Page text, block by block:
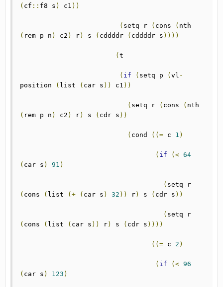
( cf :: f8 s ) c1 ))
( setq r ( cons (
( rem p n ) c2 ) r) s ( cddddr ( cddddr s ))))
( t
( if ( setq p ( vl -
position
( list ( car s )) c1 ))
( setq r ( cons (
( rem p n ) c2 ) r) s ( cdr s ))
( cond ((= c 1 )
( if (< 64
( car s ) 91 )
(
( cons ( list (+ ( car s ) 32 )) r) s ( cdr s ))
(
( cons ( list ( car s )) r) s ( cdr s ))))
((= c 2 )
( if (< 96
( car s ) 123 )